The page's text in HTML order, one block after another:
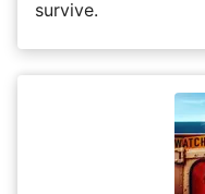
survive.